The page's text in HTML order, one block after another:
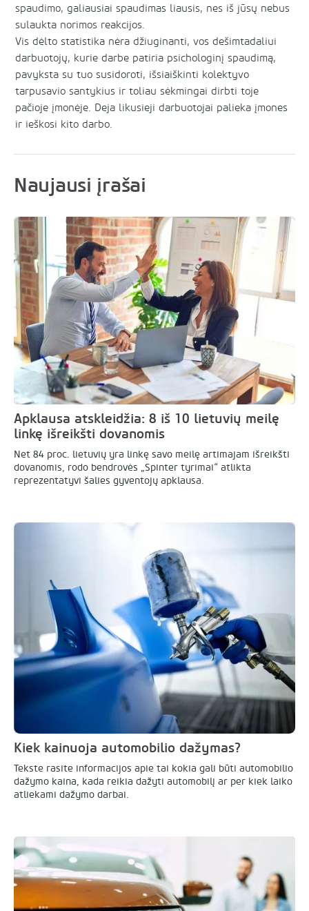
spaudimo, galiausiai spaudimas liausis, nes iš jūsų nebus
sulaukta norimos reakcijos.
Vis dėlto statistika nėra džiuginanti, vos dešimtadaliui
darbuotojų, kurie darbe patiria psichologinį spaudimą,
pavyksta su tuo susidoroti, išsiaiškinti kolektyvo
tarpusavio santykius ir toliau sėkmingai dirbti toje
pačioje įmonėje. Deja likusieji darbuotojai palieka įmones
ir ieškosi kito darbo.
Naujausi įrašai
Apklausa atskleidžia: 8 iš 10 lietuvių meilę
linkę išreikšti dovanomis
Net 84 proc. lietuvių yra linkę savo meilę artimajam išreikšti
dovanomis, rodo bendrovės „Spinter tyrimai“ atlikta
reprezentatyvi šalies gyventojų apklausa.
Kiek kainuoja automobilio dažymas?
Tekste rasite informacijos apie tai kokia gali būti automobilio
dažymo kaina, kada reikia dažyti automobilį ar per kiek laiko
atliekami dažymo darbai.